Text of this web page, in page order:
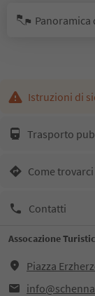
Panoramica
Istruzioni di
Trasporto
Come trovarci
Contatti
Assocazione
Piazza